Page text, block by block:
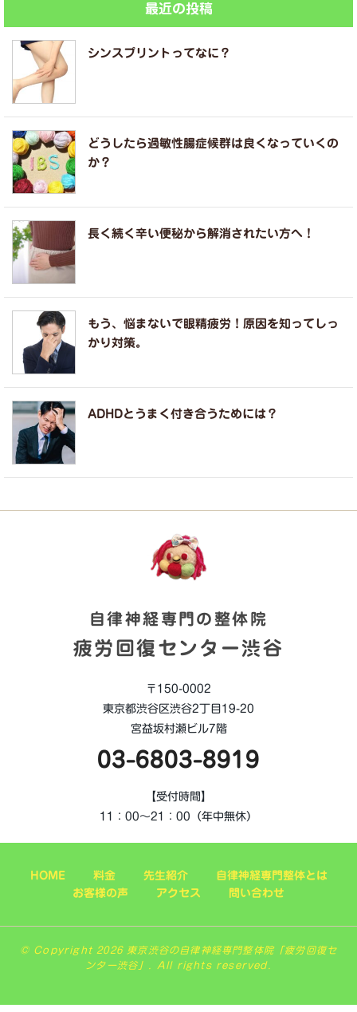
最近の投稿
シンスプリントってなに？
どうしたら過敏性腸症候群は良くなっていくの
か？
長く続く辛い便秘から解消されたい方へ！
もう、悩まないで眼精疲労！原因を知ってしっ
かり対策。
ADHDとうまく付き合うためには？
自律神経専門の整体院
疲労回復センター渋谷
〒150-0002
東京都渋谷区渋谷2丁目19-20
宮益坂村瀬ビル7階
03-6803-8919
【受付時間】
11：00～21：00（年中無休）
HOME 料金 先生紹介
自律神経専門整体とは
お客様の声
アクセス 問い合わせ
© Copyright 2026 東京渋谷の自律神経専門整体院「疲労回復セ
ンター渋谷」. All rights reserved.